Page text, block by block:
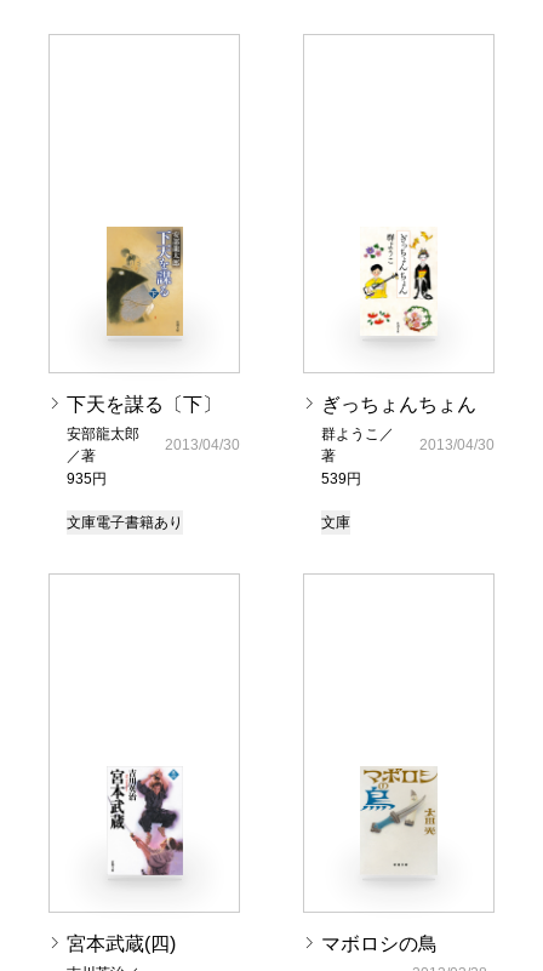
下天を謀る〔下〕
安部龍太郎
／著
935円
2013/04/30
文庫電子書籍あり
ぎっちょんちょん
群ようこ／
著
539円
2013/04/30
文庫
宮本武蔵(四) マボロシの鳥